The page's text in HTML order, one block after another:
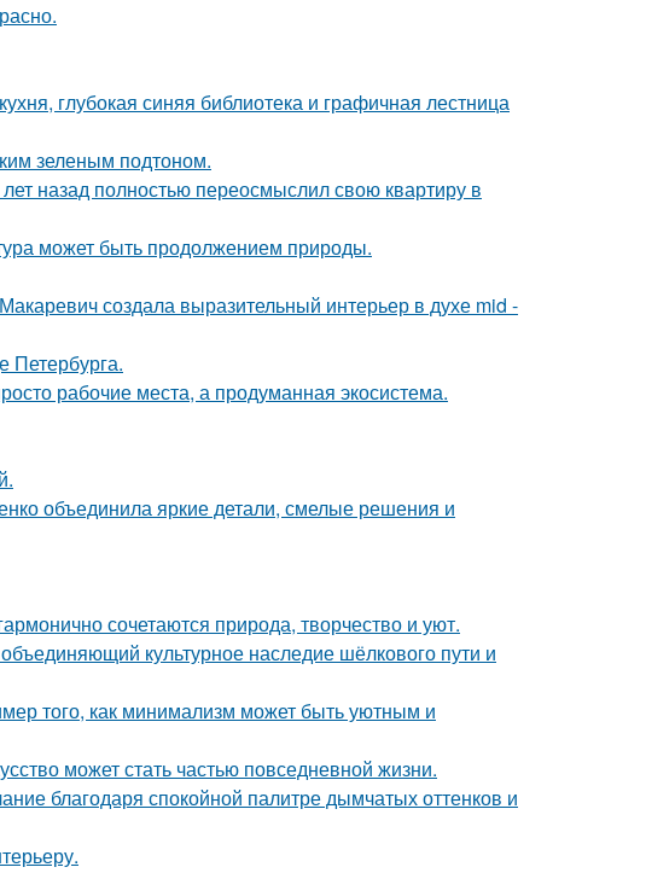
глубокая синяя библиотека и графичная лестница
зеленым подтоном.
назад полностью переосмыслил свою квартиру в
может быть продолжением природы.
создала выразительный интерьер в духе mid -
Петербурга.
рабочие места, а продуманная экосистема.
объединила яркие детали, смелые решения и
сочетаются природа, творчество и уют.
культурное наследие шёлкового пути и
того, как минимализм может быть уютным и
может стать частью повседневной жизни.
благодаря спокойной палитре дымчатых оттенков и